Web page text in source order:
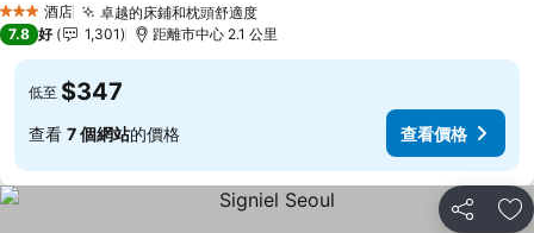
3 星級 酒店 卓越的床鋪和枕頭舒適度
7.8 好 1,301 距離市中心 2.1 公里
低至 $347
查看 7 個網站的價格 查看價格
分享 放